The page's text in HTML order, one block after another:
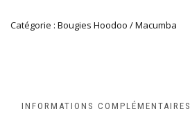
Catégorie : Bougies Hoodoo / Macumba
INFORMATIONS COMPLÉMENTAIRES